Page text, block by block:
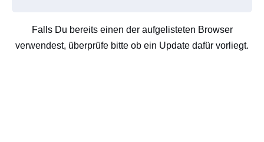
Falls Du bereits einen der aufgelisteten Browser
verwendest, überprüfe bitte ob ein Update dafür vorliegt.